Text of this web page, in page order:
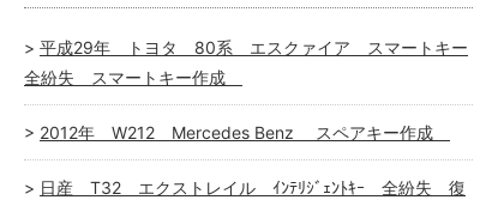
平成29年 トヨタ 80系 エスクァイア スマートキー
全紛失 スマートキー作成
2012年 W212 Mercedes Benz スペアキー作成
日産 T32 エクストレイル ｲﾝﾃﾘｼﾞｪﾝﾄｷｰ 全紛失 復